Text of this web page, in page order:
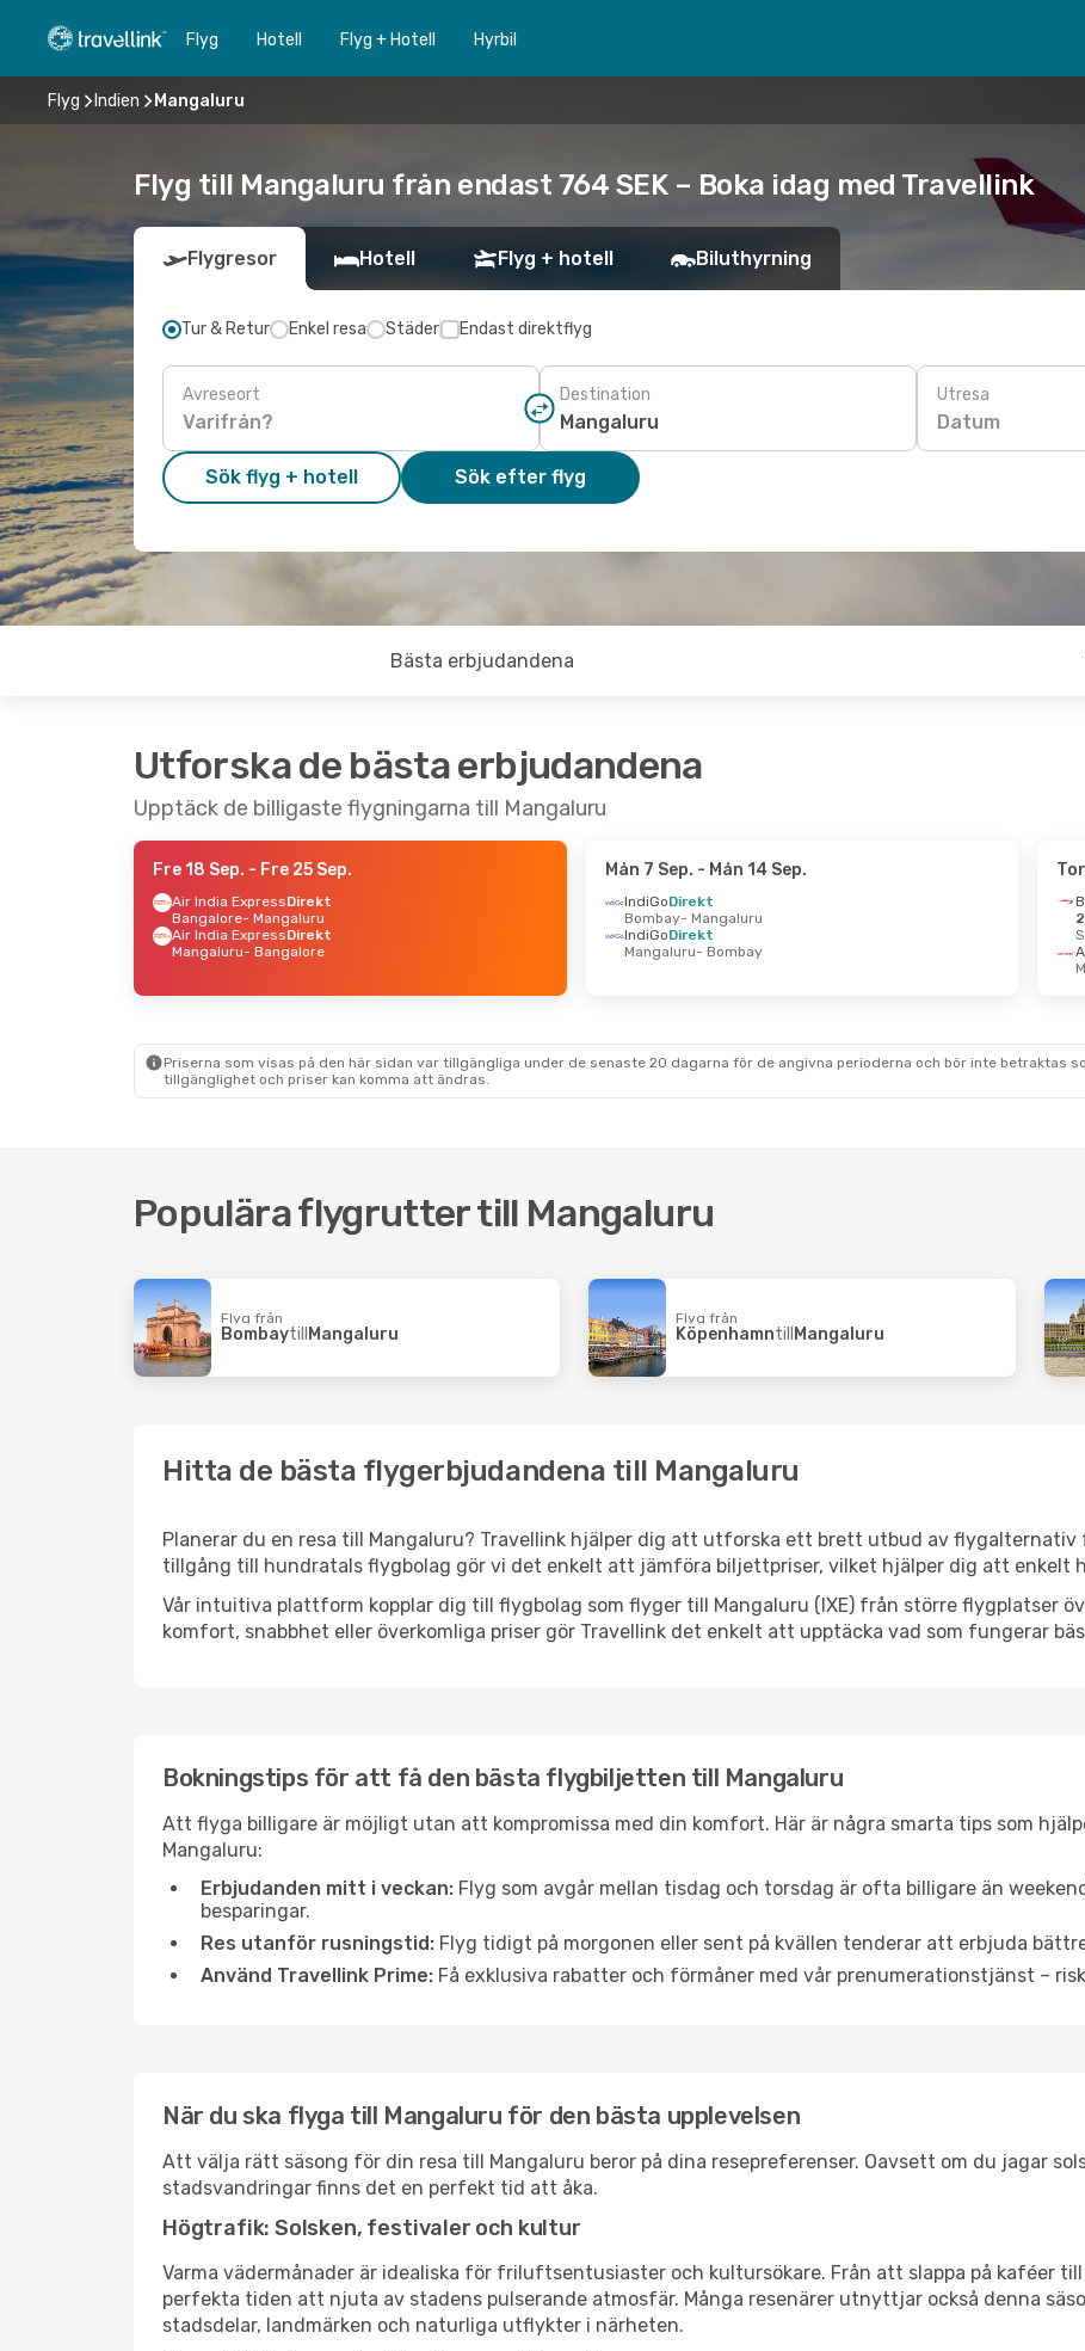
Flyg Hotell Flyg + Hotell Hyrbil
Flyg Indien Mangaluru
Flyg till Mangaluru från endast 764 SEK – Boka idag med Travellink
Flygresor Hotell Flyg + hotell Biluthyrning
Tur & Retur Enkel resa Städer Endast direktflyg
Avreseort Destination Utresa
Datum
Sök flyg + hotell Sök efter flyg
Bästa erbjudandena
Utforska de bästa erbjudandena
Upptäck de billigaste flygningarna till Mangaluru
Fre 18 Sep. - Fre 25 Sep.
Air India ExpressDirekt
Bangalore- Mangaluru
Air India ExpressDirekt
Mangaluru- Bangalore
Mån 7 Sep. - Mån 14 Sep.
IndiGoDirekt
Bombay- Mangaluru
IndiGoDirekt
Mangaluru- Bombay
Priserna som visas på den här sidan var tillgängliga under de senaste 20 dagarna för de angivna perioderna och bör inte betraktas
tillgänglighet och priser kan komma att ändras.
Populära flygrutter till Mangaluru
Flyg från
Bombaytill Mangaluru
Flyg från
Köpenhamntill Mangaluru
Hitta de bästa flygerbjudandena till Mangaluru
Planerar du en resa till Mangaluru? Travellink hjälper dig att utforska ett brett utbud av flygalternativ
tillgång till hundratals flygbolag gör vi det enkelt att jämföra biljettpriser, vilket hjälper dig att enkelt
Vår intuitiva plattform kopplar dig till flygbolag som flyger till Mangaluru (IXE) från större flygplatser
komfort, snabbhet eller överkomliga priser gör Travellink det enkelt att upptäcka vad som fungerar
Bokningstips för att få den bästa flygbiljetten till Mangaluru
Att flyga billigare är möjligt utan att kompromissa med din komfort. Här är några smarta tips som
Mangaluru:
Erbjudanden mitt i veckan: Flyg som avgår mellan tisdag och torsdag är ofta billigare än
besparingar.
Res utanför rusningstid: Flyg tidigt på morgonen eller sent på kvällen tenderar att erbjuda
Använd Travellink Prime: Få exklusiva rabatter och förmåner med vår prenumerationstjänst –
När du ska flyga till Mangaluru för den bästa upplevelsen
Att välja rätt säsong för din resa till Mangaluru beror på dina resepreferenser. Oavsett om du jagar
stadsvandringar finns det en perfekt tid att åka.
Högtrafik: Solsken, festivaler och kultur
Varma vädermånader är idealiska för friluftsentusiaster och kultursökare. Från att slappa på kaféer
perfekta tiden att njuta av stadens pulserande atmosfär. Många resenärer utnyttjar också denna
stadsdelar, landmärken och naturliga utflykter i närheten.